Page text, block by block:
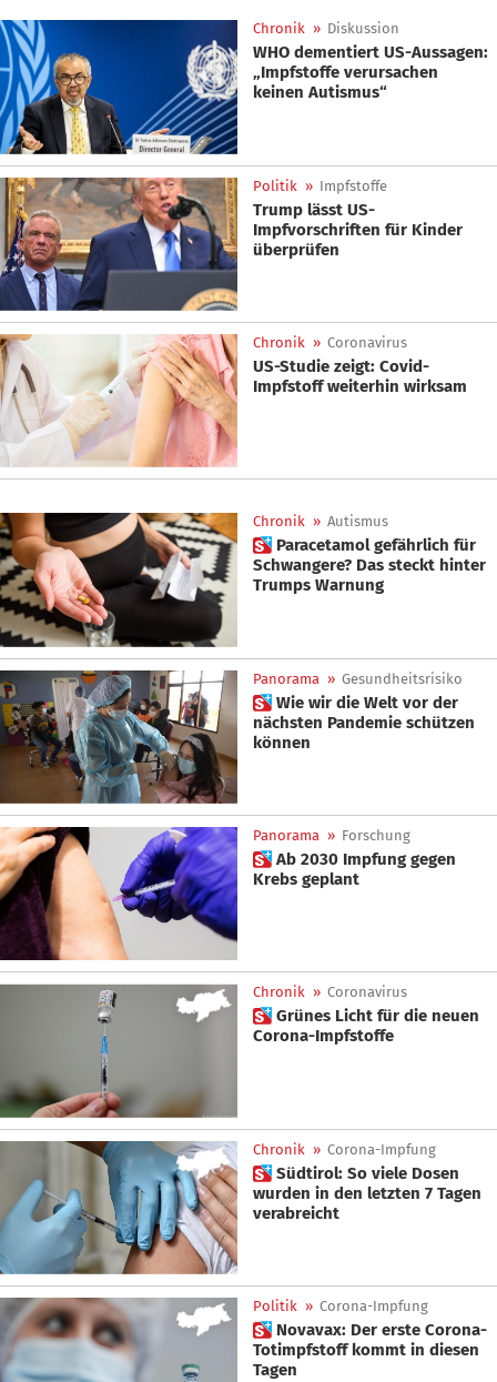
Chronik » Diskussion
WHO dementiert US-Aussagen:
„Impfstoffe verursachen
keinen Autismus“
Politik » Impfstoffe
Trump lässt US-
Impfvorschriften für Kinder
überprüfen
Chronik » Coronavirus
US-Studie zeigt: Covid-
Impfstoff weiterhin wirksam
Chronik » Autismus
 Paracetamol gefährlich für
Schwangere? Das steckt hinter
Trumps Warnung
Panorama » Gesundheitsrisiko
 Wie wir die Welt vor der
nächsten Pandemie schützen
können
Panorama » Forschung
 Ab 2030 Impfung gegen
Krebs geplant
Chronik » Coronavirus
 Grünes Licht für die neuen
Corona-Impfstoffe
Chronik » Corona-Impfung
 Südtirol: So viele Dosen
wurden in den letzten 7 Tagen
verabreicht
Politik » Corona-Impfung
 Novavax: Der erste Corona-
Totimpfstoff kommt in diesen
Tagen